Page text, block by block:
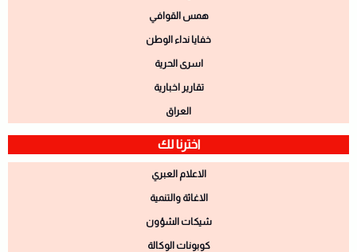
همس القوافي
خفايا نداء الوطن
اسرى الحرية
تقارير اخبارية
العراق
اخترنا لك
الاعلام العبري
الاغاثة والتنمية
شيكات الشؤون
كوبونات الوكالة